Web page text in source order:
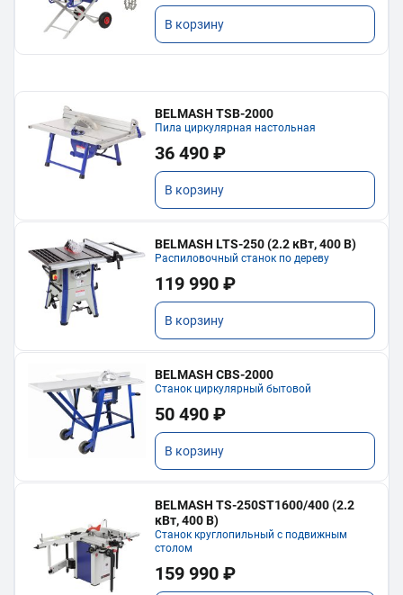
В корзину
BELMASH TSB-2000
Пила циркулярная настольная
36 490 ₽
В корзину
BELMASH LTS-250 (2.2 кВт, 400 В)
Распиловочный станок по дереву
119 990 ₽
В корзину
BELMASH CBS-2000
Станок циркулярный бытовой
50 490 ₽
В корзину
BELMASH TS-250ST1600/400 (2.2
кВт, 400 В)
Станок круглопильный с подвижным
столом
159 990 ₽